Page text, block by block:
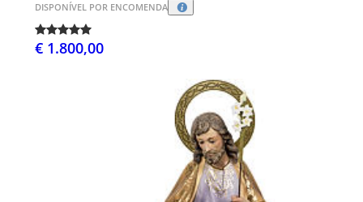
DISPONÍVEL POR ENCOMENDA
€ 1.800,00